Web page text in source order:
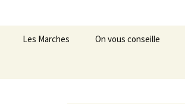
Les Marches On vous conseille